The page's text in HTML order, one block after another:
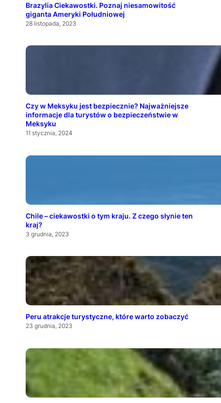
Brazylia Ciekawostki. Poznaj niesamowitość
giganta Ameryki Południowej
28 listopada, 2023
Czy w Meksyku jest bezpiecznie? Najważniejsze
informacje dla turystów o bezpieczeństwie w
Meksyku
11 stycznia, 2024
Chile – ciekawostki o tym kraju. Z czego słynie ten
kraj?
3 grudnia, 2023
Peru atrakcje turystyczne, które warto zobaczyć
23 grudnia, 2023